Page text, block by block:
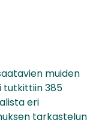
muiden
tutkittiin 385
eri
tarkastelun